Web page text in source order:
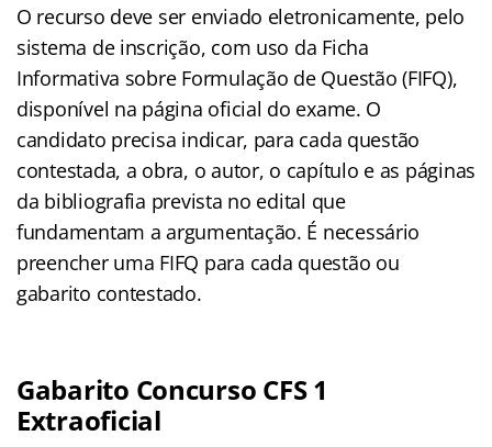
O recurso deve ser enviado eletronicamente, pelo
sistema de inscrição, com uso da Ficha
Informativa sobre Formulação de Questão (FIFQ),
disponível na página oficial do exame. O
candidato precisa indicar, para cada questão
contestada, a obra, o autor, o capítulo e as páginas
da bibliografia prevista no edital que
fundamentam a argumentação. É necessário
preencher uma FIFQ para cada questão ou
gabarito contestado.
Gabarito Concurso CFS 1
Extraoficial